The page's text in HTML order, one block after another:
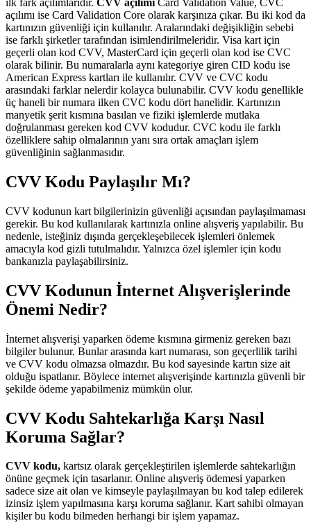
ilk fark açılımlarıdır. CVV açılımı Card Validation Value, CVC
açılımı ise Card Validation Core olarak karşınıza çıkar. Bu iki kod da
kartınızın güvenliği için kullanılır. Aralarındaki değişikliğin sebebi
ise farklı şirketler tarafından isimlendirilmeleridir. Visa kart için
geçerli olan kod CVV, MasterCard için geçerli olan kod ise CVC
olarak bilinir. Bu numaralarla aynı kategoriye giren CID kodu ise
American Express kartları ile kullanılır. CVV ve CVC kodu
arasındaki farklar nelerdir kolayca bulunabilir. CVV kodu genellikle
üç haneli bir numara ilken CVC kodu dört hanelidir. Kartınızın
manyetik şerit kısmına basılan ve fiziki işlemlerde mutlaka
doğrulanması gereken kod CVV kodudur. CVC kodu ile farklı
özelliklere sahip olmalarının yanı sıra ortak amaçları işlem
güvenliğinin sağlanmasıdır.
CVV Kodu Paylaşılır Mı?
CVV kodunun kart bilgilerinizin güvenliği açısından paylaşılmaması
gerekir. Bu kod kullanılarak kartınızla online alışveriş yapılabilir. Bu
nedenle, isteğiniz dışında gerçekleşebilecek işlemleri önlemek
amacıyla kod gizli tutulmalıdır. Yalnızca özel işlemler için kodu
bankanızla paylaşabilirsiniz.
CVV Kodunun İnternet Alışverişlerinde
Önemi Nedir?
İnternet alışverişi yaparken ödeme kısmına girmeniz gereken bazı
bilgiler bulunur. Bunlar arasında kart numarası, son geçerlilik tarihi
ve CVV kodu olmazsa olmazdır. Bu kod sayesinde kartın size ait
olduğu ispatlanır. Böylece internet alışverişinde kartınızla güvenli bir
şekilde ödeme yapabilmeniz mümkün olur.
CVV Kodu Sahtekarlığa Karşı Nasıl
Koruma Sağlar?
CVV kodu, kartsız olarak gerçekleştirilen işlemlerde sahtekarlığın
önüne geçmek için tasarlanır. Online alışveriş ödemesi yaparken
sadece size ait olan ve kimseyle paylaşılmayan bu kod talep edilerek
izinsiz işlem yapılmasına karşı koruma sağlanır. Kart sahibi olmayan
kişiler bu kodu bilmeden herhangi bir işlem yapamaz.